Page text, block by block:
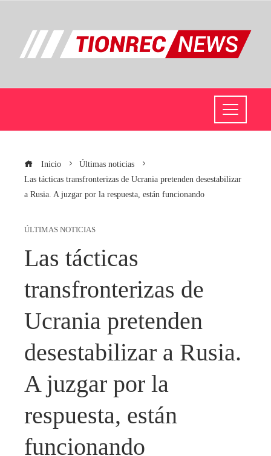
Inicio
Últimas noticias
Las tácticas transfronterizas de Ucrania pretenden desestabilizar
a Rusia. A juzgar por la respuesta, están funcionando
ÚLTIMAS NOTICIAS
Las tácticas
transfronterizas de
Ucrania pretenden
desestabilizar a Rusia.
A juzgar por la
respuesta, están
funcionando